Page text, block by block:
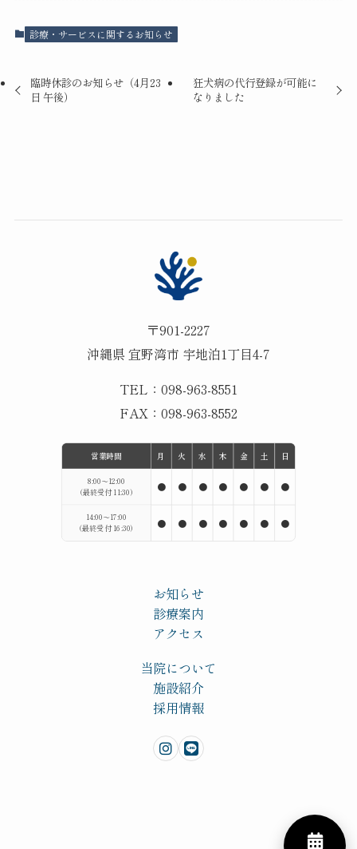
診療・サービスに関するお知らせ
臨時休診のお知らせ（4月23
日 午後）
狂犬病の代行登録が可能に
なりました
〒901-2227
沖縄県 宜野湾市 宇地泊1丁目4-7
TEL：098-963-8551
FAX：098-963-8552
営業時間 月 火 水 木 金 土 日
8:00〜12:00
（最終受付 11:30）
● ● ● ● ● ● ●
14:00〜17:00
（最終受付 16:30）
● ● ● ● ● ● ●
お知らせ
診療案内
アクセス
当院について
施設紹介
採用情報